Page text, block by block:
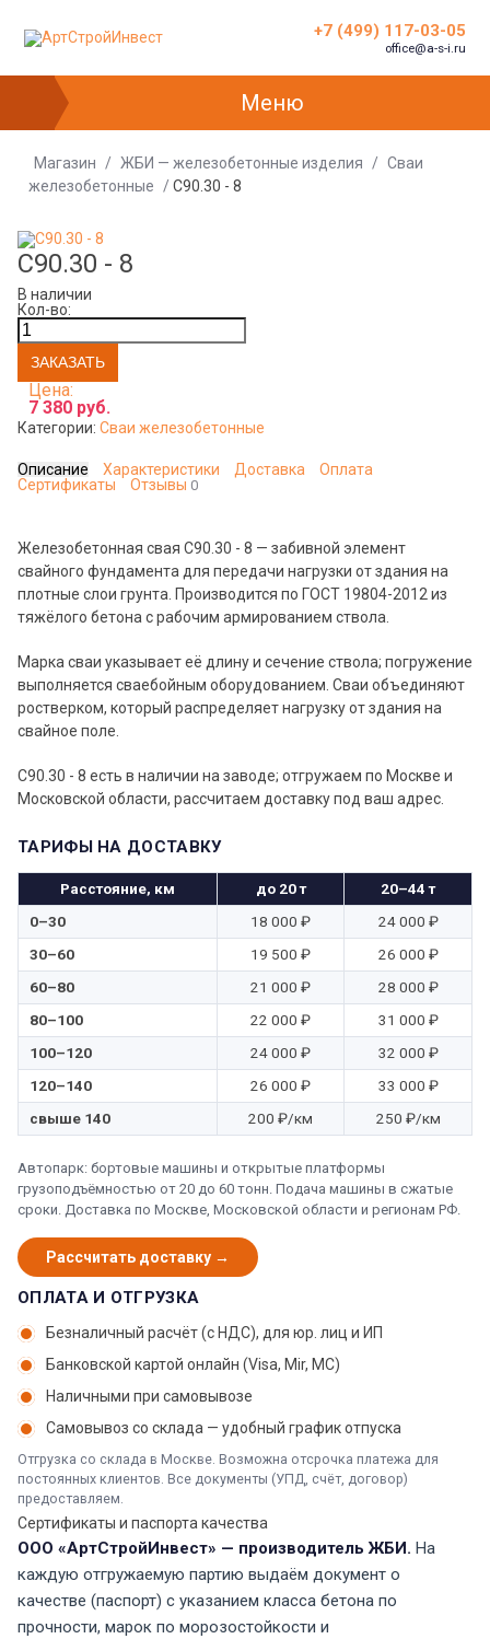
+7 (499) 117-03-05
office@a-s-i.ru
Меню
Магазин / ЖБИ — железобетонные изделия / Сваи
железобетонные
/С90.30 - 8
С90.30 - 8
В наличии
Кол-во:
Цена:
7 380 руб.
Категории: Сваи железобетонные
Описание Характеристики Доставка
Оплата
Сертификаты
Отзывы 0
Железобетонная свая С90.30 - 8 — забивной элемент
свайного фундамента для передачи нагрузки от здания на
плотные слои грунта. Производится по ГОСТ 19804-2012 из
тяжёлого бетона с рабочим армированием ствола.
Марка сваи указывает её длину и сечение ствола; погружение
выполняется сваебойным оборудованием. Сваи объединяют
ростверком, который распределяет нагрузку от здания на
свайное поле.
С90.30 - 8 есть в наличии на заводе; отгружаем по Москве и
Московской области, рассчитаем доставку под ваш адрес.
ТАРИФЫ НА ДОСТАВКУ
Расстояние, км до 20 т
20–44 т
0–30
18 000 ₽
24 000 ₽
30–60
19 500 ₽
26 000 ₽
60–80
21 000 ₽
28 000 ₽
80–100
22 000 ₽
31 000 ₽
100–120
24 000 ₽
32 000 ₽
120–140
26 000 ₽
33 000 ₽
свыше 140
200 ₽/км 250 ₽/км
Автопарк: бортовые машины и открытые платформы
грузоподъёмностью от 20 до 60 тонн. Подача машины в сжатые
сроки. Доставка по Москве, Московской области и регионам РФ.
Рассчитать доставку →
ОПЛАТА И ОТГРУЗКА
Безналичный расчёт (с НДС), для юр. лиц и ИП
Банковской картой онлайн (Visa, Mir, МС)
Наличными при самовывозе
Самовывоз со склада — удобный график отпуска
Отгрузка со склада в Москве. Возможна отсрочка платежа для
постоянных клиентов. Все документы (УПД, счёт, договор)
предоставляем.
Сертификаты и паспорта качества
ООО «АртСтройИнвест» — производитель ЖБИ. На
каждую отгружаемую партию выдаём документ о
качестве (паспорт) с указанием класса бетона по
прочности, марок по морозостойкости и